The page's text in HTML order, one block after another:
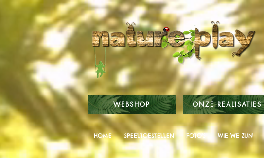
WEBSHOP ONZE REALISATIES
HOME SPEELTOESTELLEN FOTO'S WIE WE ZIJN